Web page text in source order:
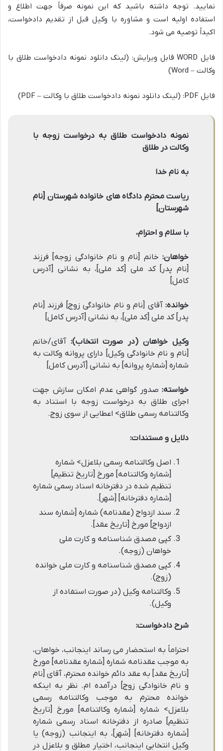
نمایید. توجه داشته باشید که این نمونه صرفاً جهت اطلاع و
استفاده اولیه است و مشاوره با وکیل قبل از تقدیم دادخواست،
اکیداً توصیه می شود.
فایل WORD قابل ویرایش: (لینک دانلود نمونه دادخواست طلاق با
وکالت – Word)
فایل PDF: (لینک دانلود نمونه دادخواست طلاق با وکالت – PDF)
نمونه دادخواست طلاق به درخواست زوجه با
وکالت در طلاق
به نام خدا
ریاست محترم دادگاه های خانواده شهرستان [نام
شهرستان]
با سلام و احترام،
خواهان: خانم [نام و نام خانوادگی زوجه] فرزند
[نام پدر] کد ملی [کد ملی]، به نشانی [آدرس
کامل]
خوانده: آقای [نام و نام خانوادگی زوج] فرزند [نام
پدر] کد ملی [کد ملی]، به نشانی [آدرس کامل]
وکیل خواهان (در صورت انتخاب):آقای/خانم
[نام و نام خانوادگی وکیل] دارای پروانه وکالت به
شماره [شماره پروانه] به نشانی [آدرس کامل]
خواسته: صدور گواهی عدم امکان سازش جهت
اجرای طلاق به درخواست زوجه با استناد به
وکالتنامه رسمی طلاق> اعطایی از سوی زوج.
دلایل و مستندات:
اصل وکالتنامه رسمی بلاعزل> شماره
[شماره وکالتنامه] مورخ [تاریخ تنظیم]
تنظیم شده در دفترخانه اسناد رسمی شماره
[شماره دفترخانه] [شهر].
سند ازدواج (عقدنامه) شماره [شماره سند
ازدواج] مورخ [تاریخ عقد].
کپی مصدق شناسنامه و کارت ملی
خواهان (زوجه).
کپی مصدق شناسنامه و کارت ملی خوانده
(زوج).
وکالتنامه وکیل (در صورت استفاده از
وکیل).
شرح دادخواست:
احتراماً به استحضار می رساند اینجانب، خواهان،
به موجب عقدنامه شماره [شماره عقدنامه] مورخ
[تاریخ عقد] به عقد دائم خوانده محترم، آقای [نام
و نام خانوادگی زوج] درآمده ام. نظر به اینکه
خوانده محترم به موجب وکالتنامه رسمی
بلاعزل> شماره [شماره وکالتنامه] مورخ [تاریخ
تنظیم] صادره از دفترخانه اسناد رسمی شماره
[شماره دفترخانه] [شهر]، به اینجانب (زوجه) یا
وکیل انتخابی اینجانب، اختیار مطلق و بلاعزل در